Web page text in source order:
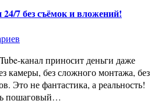
7 без съёмок и вложений!
камеры, без сложного монтажа, без
Это не фантастика, а реальность!
пошаговый…